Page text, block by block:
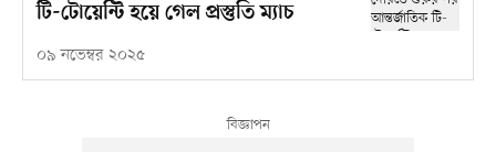
টি-টোয়েন্টি হয়ে গেল প্রস্তুতি ম্যাচ
০৯ নভেম্বর ২০২৫